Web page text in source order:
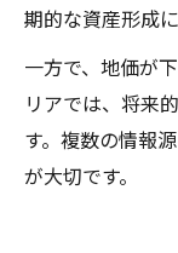
期的な資産形成
一方で、地価が
リアでは、将来
す。複数の情報
が大切です。